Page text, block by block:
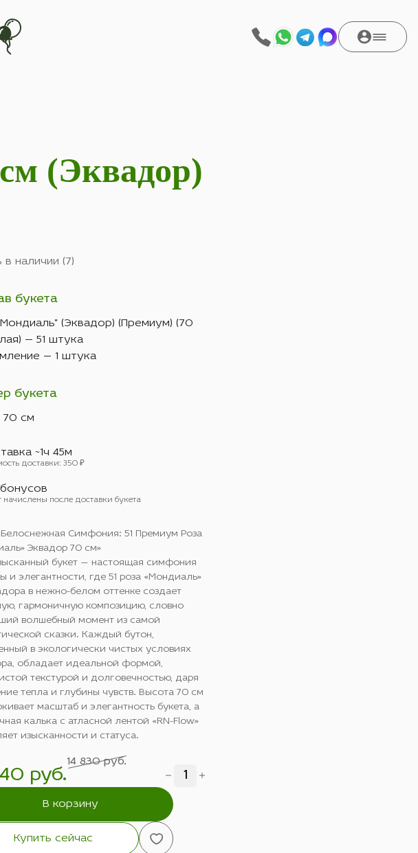
(Эквадор)
в наличии (7)
букета
(Эквадор) (Премиум) (70
— 51 штука
— 1 штука
букета
70 см
~1ч 45м
доставки: 350 ₽
начислены после доставки букета
Симфония: 51 Премиум Роза
Эквадор 70 см»
букет — настоящая симфония
и элегантности, где 51 роза «Мондиаль»
в нежно-белом оттенке создает
гармоничную композицию, словно
волшебный момент из самой
сказки. Каждый бутон,
в экологически чистых условиях
обладает идеальной формой,
текстурой и долговечностью, даря
тепла и глубины чувств. Высота 70 см
масштаб и элегантность букета, а
калька с атласной лентой «RN-Flow»
изысканности и статуса.
руб.
14 830 руб.
В корзину
Купить сейчас